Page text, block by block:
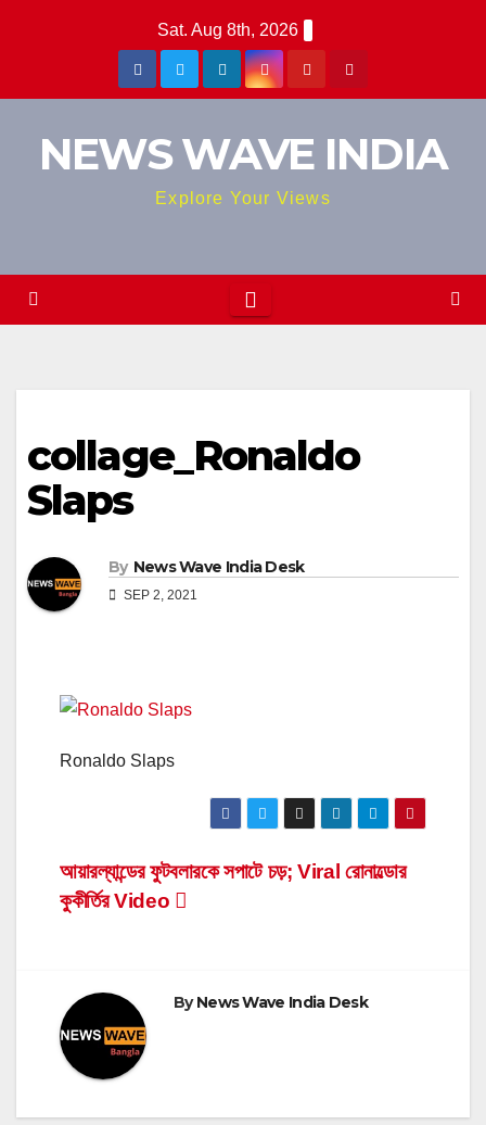
Sat. Aug 8th, 2026
NEWS WAVE INDIA
Explore Your Views
collage_Ronaldo
Slaps
By News Wave India Desk
SEP 2, 2021
Ronaldo Slaps
Post
navigation
আয়ারল্যান্ডের ফুটবলারকে সপাটে চড়; Viral রোনাল্ডোর
কুকীর্তির Video
ByNews Wave India Desk